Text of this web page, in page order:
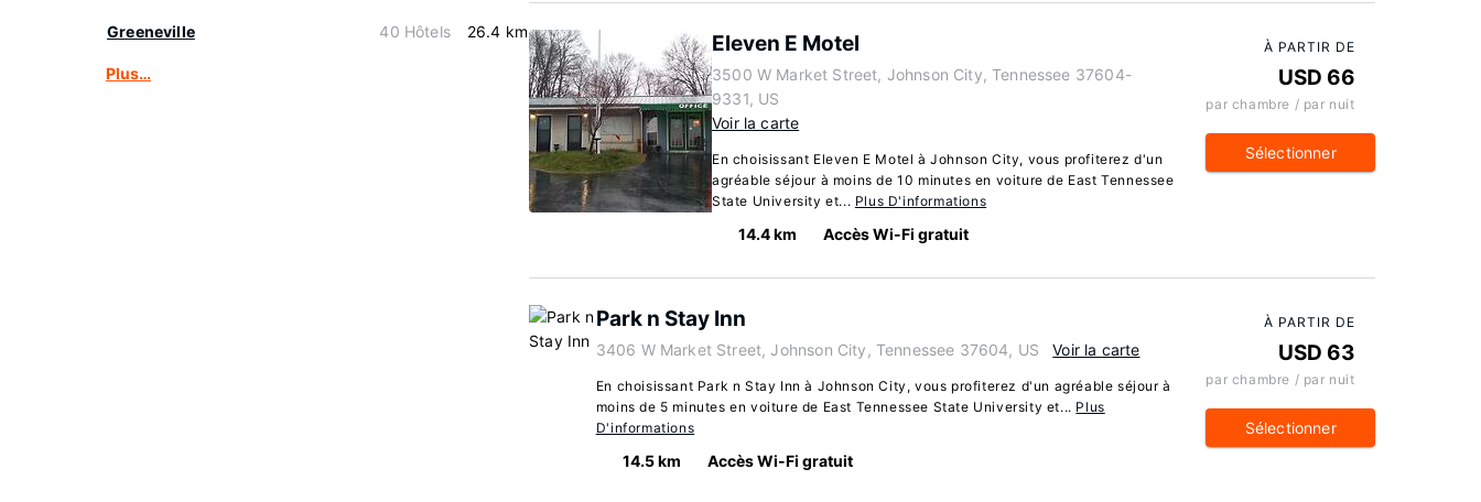
Greeneville 40 Hôtels 26.4 km
Plus…
Eleven E Motel
3500 W Market Street, Johnson City, Tennessee 37604-
9331, US
Voir la carte
En choisissant Eleven E Motel à Johnson City, vous profiterez d'un
agréable séjour à moins de 10 minutes en voiture de East Tennessee
State University et... Plus D'informations
14.4 km Accès Wi-Fi gratuit
À PARTIR DE
USD 66
par chambre / par nuit
Sélectionner
Park n Stay Inn
3406 W Market Street, Johnson City, Tennessee 37604, US Voir la carte
En choisissant Park n Stay Inn à Johnson City, vous profiterez d'un agréable séjour à
moins de 5 minutes en voiture de East Tennessee State University et... Plus
D'informations
14.5 km Accès Wi-Fi gratuit
À PARTIR DE
USD 63
par chambre / par nuit
Sélectionner